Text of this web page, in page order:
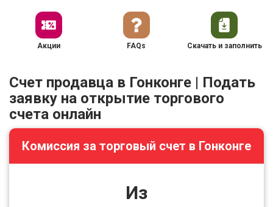
Акции FAQs Скачать и заполнить
Счет продавца в Гонконге | Подать
заявку на открытие торгового
счета онлайн
Комиссия за торговый счет в Гонконге
Из